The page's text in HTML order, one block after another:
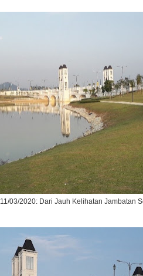
11/03/2020: Dari Jauh Kelihatan Jambatan